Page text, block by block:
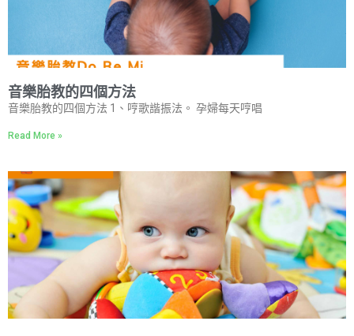
音樂胎教的四個方法
音樂胎教的四個方法 1、哼歌諧振法。 孕婦每天哼唱
Read More »